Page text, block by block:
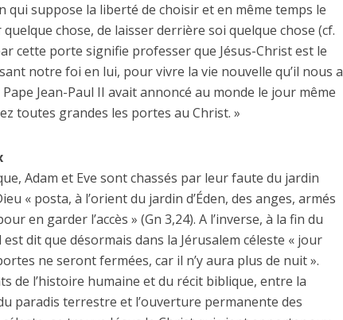
qui suppose la liberté de choisir et en même temps le
chose, de laisser derrière soi quelque chose (cf.
cette porte signifie professer que Jésus-Christ est le
notre foi en lui, pour vivre la vie nouvelle qu’il nous a
Pape Jean-Paul II avait annoncé au monde le jour même
toutes grandes les portes au Christ. »
Adam et Eve sont chassés par leur faute du jardin
« posta, à l’orient du jardin d’Éden, des anges, armés
en garder l’accès » (Gn 3,24). A l’inverse, à la fin du
dit que désormais dans la Jérusalem céleste « jour
ne seront fermées, car il n’y aura plus de nuit ».
de l’histoire humaine et du récit biblique, entre la
paradis terrestre et l’ouverture permanente des